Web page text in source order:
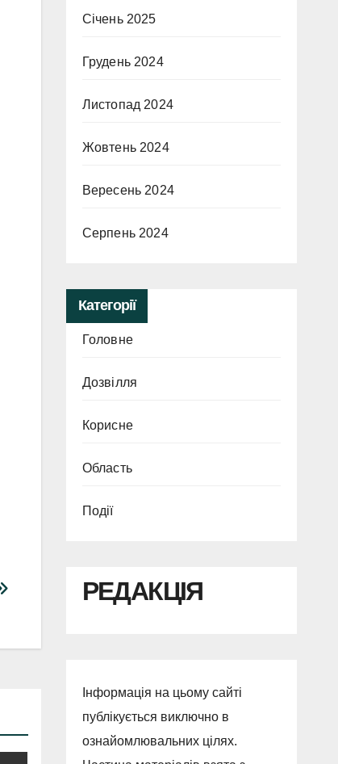
Січень 2025
Грудень 2024
Листопад 2024
Жовтень 2024
Вересень 2024
Серпень 2024
Категорії
Головне
Дозвілля
Корисне
Область
Події
РЕДАКЦІЯ
Інформація на цьому сайті
публікується виключно в
ознайомлювальних цілях.